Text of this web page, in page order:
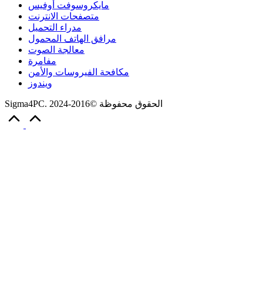
مايكروسوفت أوفيس
متصفحات الانترنت
مدراء التحميل
مرافق الهاتف المحمول
معالجة الصوت
مفامرة
مكافحة الفيروسات والأمن
ويندوز
Sigma4PC. الحقوق محفوظة ©2016-2024